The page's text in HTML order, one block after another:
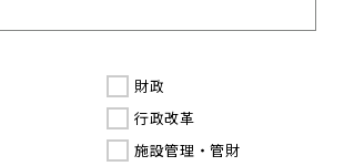
財政
行政改革
施設管理・管財